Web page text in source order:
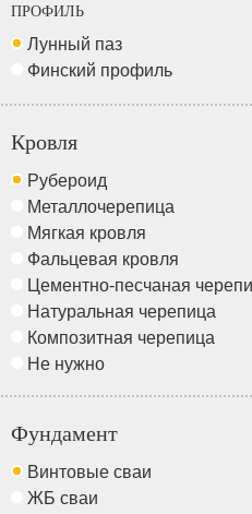
ПРОФИЛЬ
Лунный паз
Финский профиль
Кровля
Рубероид
Металлочерепица
Мягкая кровля
Фальцевая кровля
Цементно-песчаная
Натуральная черепица
Композитная черепица
Не нужно
Фундамент
Винтовые сваи
ЖБ сваи